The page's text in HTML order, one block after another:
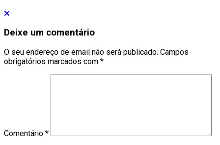
Deixe um comentário
O seu endereço de email não será publicado. Campos
obrigatórios marcados com *
Comentário *